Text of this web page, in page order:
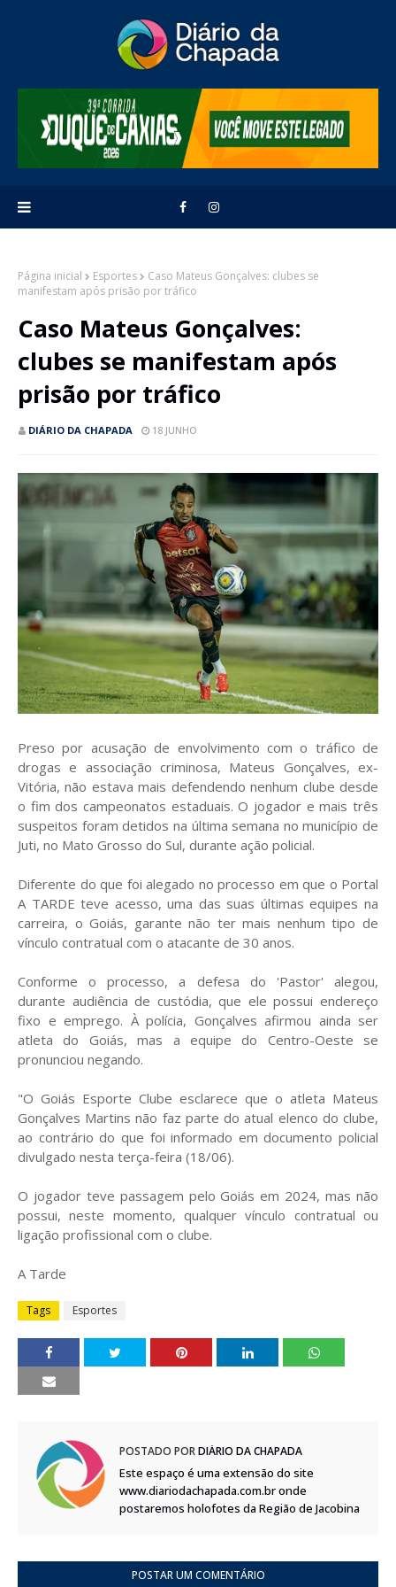
Página inicial Esportes
Caso Mateus Gonçalves: clubes se
manifestam após prisão por tráfico
Caso Mateus Gonçalves:
clubes se manifestam após
prisão por tráfico
DIÁRIO DA CHAPADA 18 JUNHO
Preso por acusação de envolvimento com o tráfico de
drogas e associação criminosa, Mateus Gonçalves, ex-
Vitória, não estava mais defendendo nenhum clube desde
o fim dos campeonatos estaduais. O jogador e mais três
suspeitos foram detidos na última semana no município de
Juti, no Mato Grosso do Sul, durante ação policial.
Diferente do que foi alegado no processo em que o Portal
A TARDE teve acesso, uma das suas últimas equipes na
carreira, o Goiás, garante não ter mais nenhum tipo de
vínculo contratual com o atacante de 30 anos.
Conforme o processo, a defesa do 'Pastor' alegou,
durante audiência de custódia, que ele possui endereço
fixo e emprego. À polícia, Gonçalves afirmou ainda ser
atleta do Goiás, mas a equipe do Centro-Oeste se
pronunciou negando.
"O Goiás Esporte Clube esclarece que o atleta Mateus
Gonçalves Martins não faz parte do atual elenco do clube,
ao contrário do que foi informado em documento policial
divulgado nesta terça-feira (18/06).
O jogador teve passagem pelo Goiás em 2024, mas não
possui, neste momento, qualquer vínculo contratual ou
ligação profissional com o clube.
A Tarde
Tags Esportes
POSTADO PORDIÁRIO DA CHAPADA
Este espaço é uma extensão do site
www.diariodachapada.com.br onde
postaremos holofotes da Região de Jacobina
POSTAR UM COMENTÁRIO